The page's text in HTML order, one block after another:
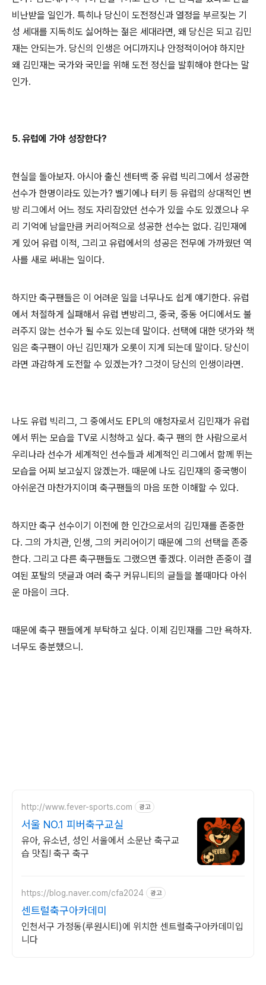
비난받을 일인가. 특히나 당신이 도전정신과 열정을 부르짖는 기
성 세대를 지독히도 싫어하는 젊은 세대라면, 왜 당신은 되고 김민
재는 안되는가. 당신의 인생은 어디까지나 안정적이어야 하지만
왜 김민재는 국가와 국민을 위해 도전 정신을 발휘해야 한다는 말
인가.
5. 유럽에 가야 성장한다?
현실을 돌아보자. 아시아 출신 센터백 중 유럽 빅리그에서 성공한
선수가 한명이라도 있는가? 벨기에나 터키 등 유럽의 상대적인 변
방 리그에서 어느 정도 자리잡았던 선수가 있을 수도 있겠으나 우
리 기억에 남을만큼 커리어적으로 성공한 선수는 없다. 김민재에
게 있어 유럽 이적, 그리고 유럽에서의 성공은 전무에 가까웠던 역
사를 새로 써내는 일이다.
하지만 축구팬들은 이 어려운 일을 너무나도 쉽게 얘기한다. 유럽
에서 처절하게 실패해서 유럽 변방리그, 중국, 중동 어디에서도 불
러주지 않는 선수가 될 수도 있는데 말이다. 선택에 대한 댓가와 책
임은 축구팬이 아닌 김민재가 오롯이 지게 되는데 말이다. 당신이
라면 과감하게 도전할 수 있겠는가? 그것이 당신의 인생이라면.
나도 유럽 빅리그, 그 중에서도 EPL의 애청자로서 김민재가 유럽
에서 뛰는 모습을 TV로 시청하고 싶다. 축구 팬의 한 사람으로서
우리나라 선수가 세계적인 선수들과 세계적인 리그에서 함께 뛰는
모습을 어찌 보고싶지 않겠는가. 때문에 나도 김민재의 중국행이
아쉬운건 마찬가지이며 축구팬들의 마음 또한 이해할 수 있다.
하지만 축구 선수이기 이전에 한 인간으로서의 김민재를 존중한
다. 그의 가치관, 인생, 그의 커리어이기 때문에 그의 선택을 존중
한다. 그리고 다른 축구팬들도 그랬으면 좋겠다. 이러한 존중이 결
여된 포탈의 댓글과 여러 축구 커뮤니티의 글들을 볼때마다 아쉬
운 마음이 크다.
때문에 축구 팬들에게 부탁하고 싶다. 이제 김민재를 그만 욕하자.
너무도 충분했으니.
http://www.fever-sports.com 광고
서울 NO.1 피버축구교실
유아, 유소년, 성인 서울에서 소문난 축구교
습 맛집! 축구 축구
https://blog.naver.com/cfa2024 광고
센트럴축구아카데미
인천서구 가정동(루원시티)에 위치한 센트럴축구아카데미입
니다